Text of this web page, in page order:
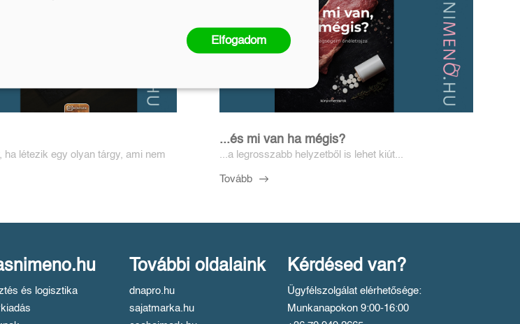
ha létezik egy olyan tárgy, ami nem
...és mi van ha mégis?
...a legrosszabb helyzetből is lehet kiút...
Tovább
és logisztika
További oldalaink
dnapro.hu
sajatmarka.hu
Kérdésed van?
Ügyfélszolgálat elérhetősége:
Munkanapokon 9:00-16:00
Elfogadom